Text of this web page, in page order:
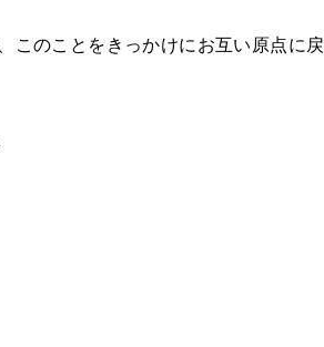
このことをきっかけにお互い原点に戻